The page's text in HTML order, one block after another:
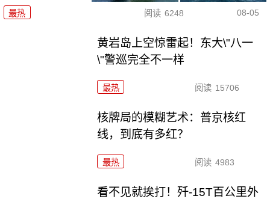
最热 阅读 6248 08-05
黄岩岛上空惊雷起！东大\"八一
\"警巡完全不一样
最热 阅读 15706
核牌局的模糊艺术：普京核红
线，到底有多红？
最热 阅读 4983
看不见就挨打！歼-15T百公里外